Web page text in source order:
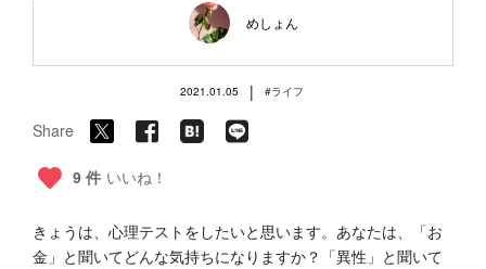
めしょん
2021.01.05 | #ライフ
Share
9 件 いいね！
きょうは、心理テストをしたいと思います。あなたは、「お
金」と聞いてどんな気持ちになりますか？「異性」と聞いて